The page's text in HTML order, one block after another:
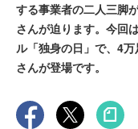
する事業者の二人三脚
さんが迫ります。今回
ル「独身の日」で、4
さんが登場です。